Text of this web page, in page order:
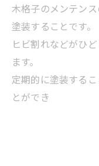
木格子のメンテン
塗装することです。
ヒビ割れなどがひ
ます。
定期的に塗装する
とができ